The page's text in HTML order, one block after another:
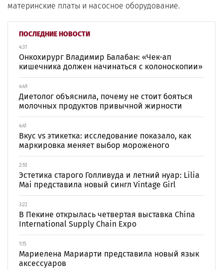
ПОСЛЕДНИЕ НОВОСТИ
4:31
Онкохирург Владимир Балабан: «Чек-ап
кишечника должен начинаться с колоноскопии»
4:49
Диетолог объяснила, почему не стоит бояться
молочных продуктов привычной жирности
4:41
Вкус vs этикетка: исследование показало, как
маркировка меняет выбор мороженого
2:10
Эстетика старого Голливуда и летний нуар: Lilia
Mai представила новый сингл Vintage Girl
3:22
В Пекине открылась четвертая выставка China
International Supply Chain Expo
1:15
Мариелена Мариарти представила новый язык
аксессуаров
материнские платы и насосное оборудование.